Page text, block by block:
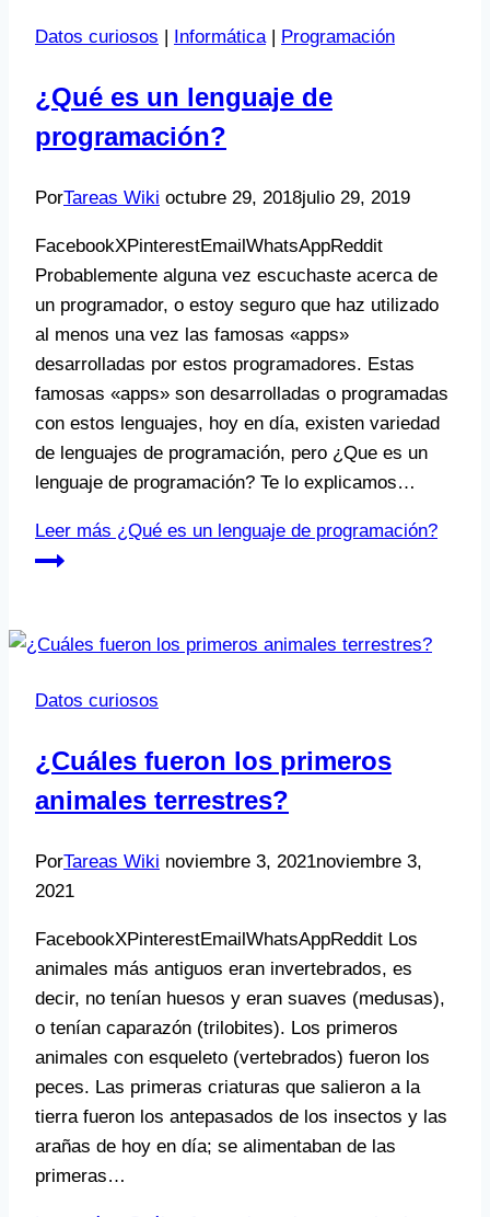
Datos curiosos | Informática| Programación
¿Qué es un lenguaje de
programación?
PorTareas Wiki octubre 29, 2018julio 29, 2019
FacebookXPinterestEmailWhatsAppReddit
Probablemente alguna vez escuchaste acerca de
un programador, o estoy seguro que haz utilizado
al menos una vez las famosas «apps»
desarrolladas por estos programadores. Estas
famosas «apps» son desarrolladas o programadas
con estos lenguajes, hoy en día, existen variedad
de lenguajes de programación, pero ¿Que es un
lenguaje de programación? Te lo explicamos…
Leer más ¿Qué es un lenguaje de programación?
Datos curiosos
¿Cuáles fueron los primeros
animales terrestres?
PorTareas Wiki noviembre 3, 2021noviembre 3,
2021
FacebookXPinterestEmailWhatsAppReddit Los
animales más antiguos eran invertebrados, es
decir, no tenían huesos y eran suaves (medusas),
o tenían caparazón (trilobites). Los primeros
animales con esqueleto (vertebrados) fueron los
peces. Las primeras criaturas que salieron a la
tierra fueron los antepasados de los insectos y las
arañas de hoy en día; se alimentaban de las
primeras…